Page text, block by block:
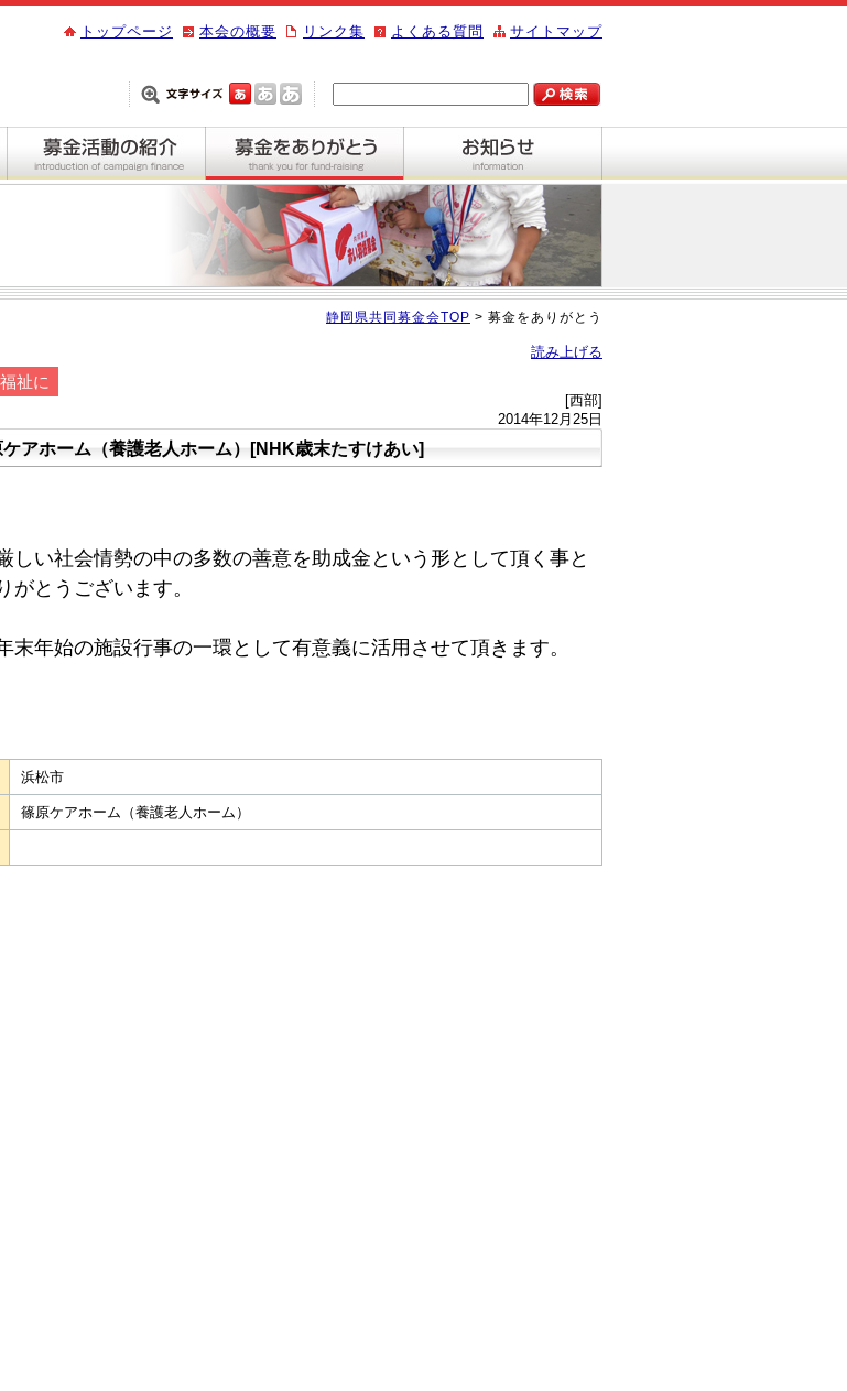
サイトマップ
よくある質問
リンク集
本会の概要
トップページ
静岡県共同募金会TOP > 募金をありがとう
読み上げる
祉に
[西部]
2014年12月25日
アホーム（養護老人ホーム）[NHK歳末たすけあい]
い社会情勢の中の多数の善意を助成金という形として頂く事と
がとうございます。
年始の施設行事の一環として有意義に活用させて頂きます。
浜松市
篠原ケアホーム（養護老人ホーム）